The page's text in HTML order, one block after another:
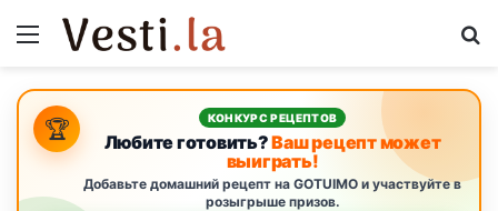
Menu
🏆 КОНКУРС РЕЦЕПТОВ
Любите готовить?Ваш рецепт может
выиграть!
Добавьте домашний рецепт на GOTUIMO и участвуйте в
розыгрыше призов.